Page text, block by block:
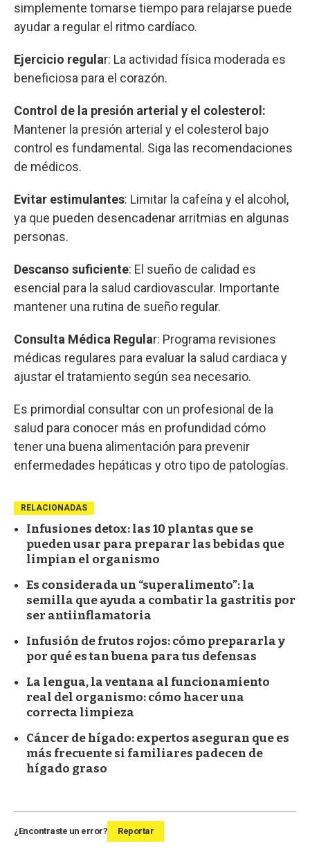
simplemente tomarse tiempo para relajarse puede
ayudar a regular el ritmo cardíaco.
Ejercicio regular: La actividad física moderada es
beneficiosa para el corazón.
Control de la presión arterial y el colesterol:
Mantener la presión arterial y el colesterol bajo
control es fundamental. Siga las recomendaciones
de médicos.
Evitar estimulantes: Limitar la cafeína y el alcohol,
ya que pueden desencadenar arritmias en algunas
personas.
Descanso suficiente: El sueño de calidad es
esencial para la salud cardiovascular. Importante
mantener una rutina de sueño regular.
Consulta Médica Regular: Programa revisiones
médicas regulares para evaluar la salud cardiaca y
ajustar el tratamiento según sea necesario.
Es primordial consultar con un profesional de la
salud para conocer más en profundidad cómo
tener una buena alimentación para prevenir
enfermedades hepáticas y otro tipo de patologías.
RELACIONADAS
Infusiones detox: las 10 plantas que se
pueden usar para preparar las bebidas que
limpian el organismo
Es considerada un “superalimento”: la
semilla que ayuda a combatir la gastritis por
ser antiinflamatoria
Infusión de frutos rojos: cómo prepararla y
por qué es tan buena para tus defensas
La lengua, la ventana al funcionamiento
real del organismo: cómo hacer una
correcta limpieza
Cáncer de hígado: expertos aseguran que es
más frecuente si familiares padecen de
hígado graso
¿Encontraste un error? Reportar